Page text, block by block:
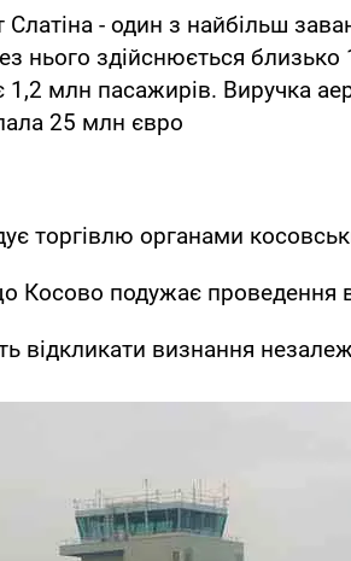
Слатіна - один з найбільш
нього здійснюється близько
1,2 млн пасажирів. Виручка
25 млн євро
торгівлю органами
Косово подужає проведення
відкликати визнання